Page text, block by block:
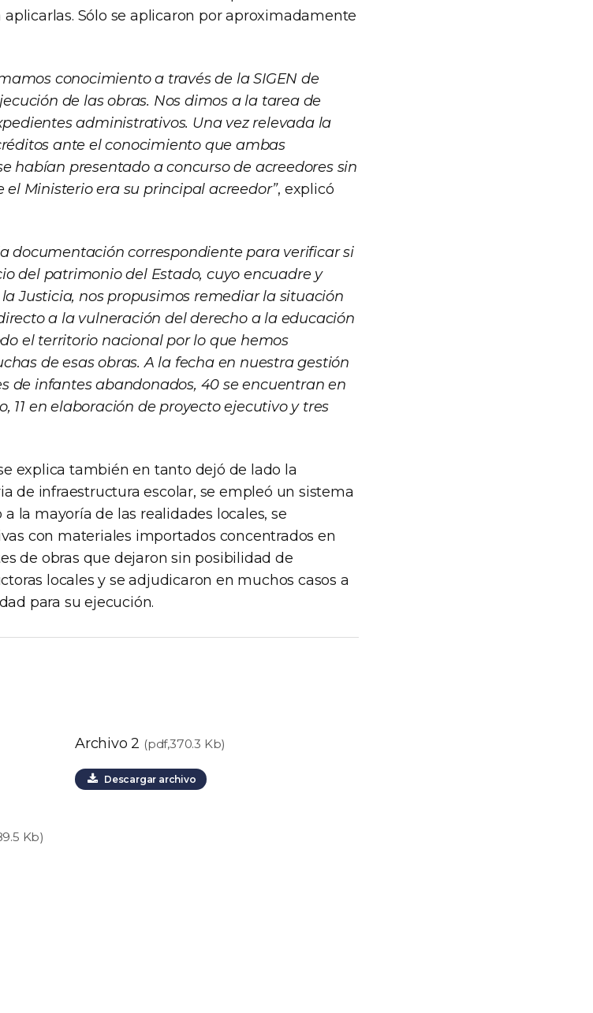
Sólo se aplicaron por aproximadamente
conocimiento a través de la SIGEN de
de las obras. Nos dimos a la tarea de
administrativos. Una vez relevada la
ante el conocimiento que ambas
habían presentado a concurso de acreedores sin
Ministerio era su principal acreedor”, explicó
documentación correspondiente para verificar si
del patrimonio del Estado, cuyo encuadre y
Justicia, nos propusimos remediar la situación
a la vulneración del derecho a la educación
el territorio nacional por lo que hemos
de esas obras. A la fecha en nuestra gestión
de infantes abandonados, 40 se encuentran en
11 en elaboración de proyecto ejecutivo y tres
explica también en tanto dejó de lado la
de infraestructura escolar, se empleó un sistema
la mayoría de las realidades locales, se
con materiales importados concentrados en
de obras que dejaron sin posibilidad de
locales y se adjudicaron en muchos casos a
para su ejecución.
Archivo 2 (pdf,370.3 Kb)
Descargar archivo
Kb)